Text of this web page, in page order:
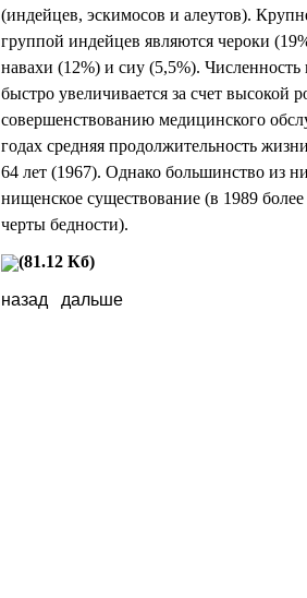
(индейцев, эскимосов и алеутов).
группой индейцев являются чероки
навахи (12%) и сиу (5,5%). Численность
быстро увеличивается за счет высокой
совершенствованию медицинского
годах средняя продолжительность
64 лет (1967). Однако большинство из
нищенское существование (в 1989
черты бедности).
(81.12 Кб)
назад дальше